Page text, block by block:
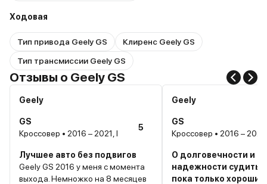
Ходовая
Тип привода Geely GS
Клиренс Geely GS
Тип трансмиссии Geely GS
Отзывы о Geely GS
Geely
GS
Кроссовер • 2016 – 2021, I
5
Лучшее авто без подвигов
Geely GS 2016 у меня с момента
выхода. Немножко на 8 месяцев
Geely
GS
Кроссовер • 2016 –
О долговечности и
надежности судить
пока только хорошие